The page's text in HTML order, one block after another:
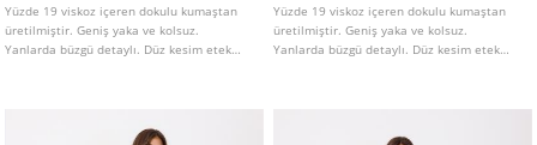
Yüzde 19 viskoz içeren dokulu kumaştan
üretilmiştir. Geniş yaka ve kolsuz.
Yanlarda büzgü detaylı. Düz kesim etek
Yüzde 19 viskoz içeren dokulu kumaştan
üretilmiştir. Geniş yaka ve kolsuz.
Yanlarda büzgü detaylı. Düz kesim etek